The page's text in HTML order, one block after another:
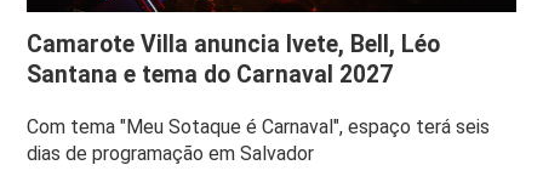
Camarote Villa anuncia Ivete, Bell, Léo
Santana e tema do Carnaval 2027
Com tema "Meu Sotaque é Carnaval", espaço terá seis
dias de programação em Salvador